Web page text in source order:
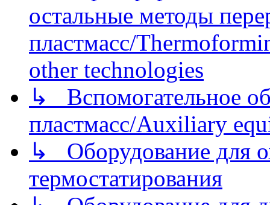
остальные методы
пластмасс/
other technologies
↳ Вспомогательное
пластмасс/Auxiliary
↳ Оборудование для
термостатирования